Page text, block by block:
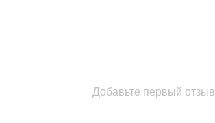
Добавьте первый отзыв